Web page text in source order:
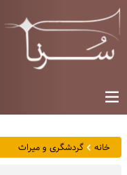
خانه گردشگری و میراث